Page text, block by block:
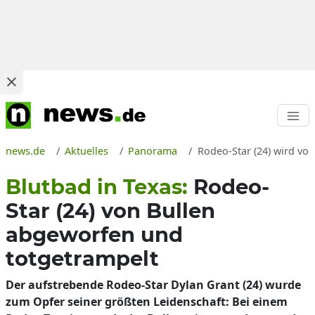
news.de Aktuelles Panorama Rodeo-Star (24) wird
Blutbad in Texas: Rodeo-
Star (24) von Bullen
abgeworfen und
totgetrampelt
Der aufstrebende Rodeo-Star Dylan Grant (24) wurde
zum Opfer seiner größten Leidenschaft: Bei einem